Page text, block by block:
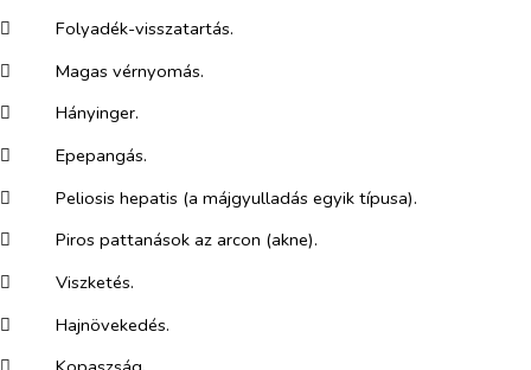
​
Folyadék-visszatartás.
​
Magas vérnyomás.
​
Hányinger.
​
Epepangás.
​
Peliosis hepatis (a májgyulladás egyik típusa).
​
Piros pattanások az arcon (akne).
​
Viszketés.
​
Hajnövekedés.